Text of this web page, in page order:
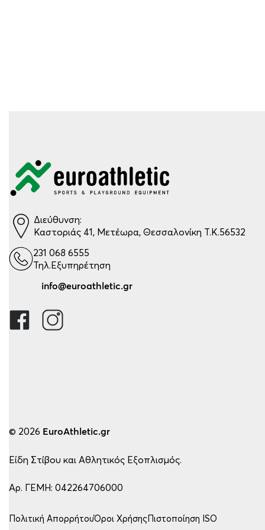
Διεύθυνση:
Καστοριάς 41, Μετέωρα, Θεσσαλονίκη Τ.Κ.56532
231 068 6555
Τηλ.Εξυπηρέτηση
info@euroathletic.gr
© 2026 EuroAthletic.gr
Είδη Στίβου και Αθλητικός Εξοπλισμός.
Αρ. ΓΕΜΗ: 042264706000
Πολιτική ΑπορρήτουΌροι ΧρήσηςΠιστοποίηση ISO